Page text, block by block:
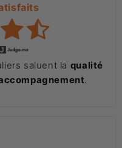
saluent la qualité
.